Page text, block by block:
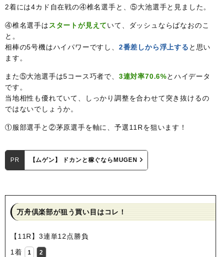
2着には4カド自在戦の④椎名選手と、⑤大池選手と見ました。
④椎名選手は スタートが見えていて、ダッシュならばなおのこ
と。
相棒の5号機はハイパワーですし、 2番差しから浮上する と思い
ます。
また⑤大池選手は5コース巧者で、 3連対率70.6%とハイデータ
です。
当地相性も優れていて、しっかり調整を合わせて突き抜けるの
ではないでしょうか。
①服部選手と②茅原選手を軸に、予選11Rを狙います！
PR 【ムゲン】 ドカンと稼ぐならMUGEN
万舟倶楽部が狙う買い目はコレ！
【11R】3連単12点勝負
1着
1 2